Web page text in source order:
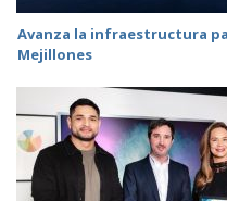
Avanza la infraestructura
Mejillones